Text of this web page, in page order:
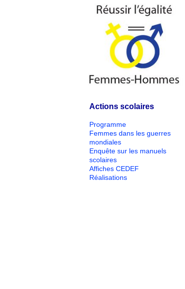
Actions scolaires
Programme
Femmes dans les guerres
mondiales
Enquête sur les manuels
scolaires
Affiches CEDEF
Réalisations